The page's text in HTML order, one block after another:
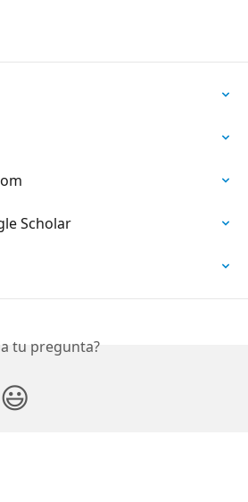
Scholar
tu pregunta?
😃